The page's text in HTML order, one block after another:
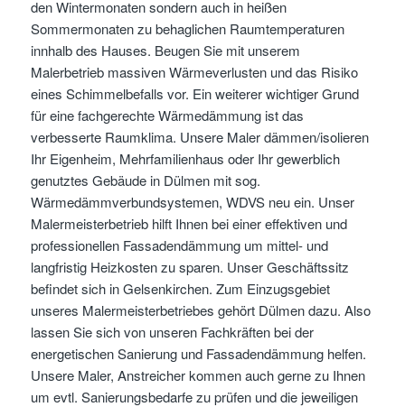
den Wintermonaten sondern auch in heißen
Sommermonaten zu behaglichen Raumtemperaturen
innhalb des Hauses. Beugen Sie mit unserem
Malerbetrieb massiven Wärmeverlusten und das Risiko
eines Schimmelbefalls vor. Ein weiterer wichtiger Grund
für eine fachgerechte Wärmedämmung ist das
verbesserte Raumklima. Unsere Maler dämmen/isolieren
Ihr Eigenheim, Mehrfamilienhaus oder Ihr gewerblich
genutztes Gebäude in Dülmen mit sog.
Wärmedämmverbundsystemen, WDVS neu ein. Unser
Malermeisterbetrieb hilft Ihnen bei einer effektiven und
professionellen Fassadendämmung um mittel- und
langfristig Heizkosten zu sparen. Unser Geschäftssitz
befindet sich in Gelsenkirchen. Zum Einzugsgebiet
unseres Malermeisterbetriebes gehört Dülmen dazu. Also
lassen Sie sich von unseren Fachkräften bei der
energetischen Sanierung und Fassadendämmung helfen.
Unsere Maler, Anstreicher kommen auch gerne zu Ihnen
um evtl. Sanierungsbedarfe zu prüfen und die jeweiligen